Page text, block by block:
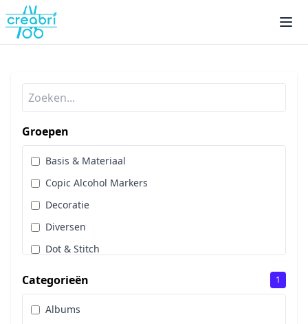
Groepen
Basis & Materiaal
Copic Alcohol Markers
Decoratie
Diversen
Dot & Stitch
Sale
Stans, Embos & Stencils
Categorieën 1
Albums